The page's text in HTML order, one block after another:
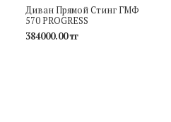
Диван Прямой Стинг ГМФ
570 PROGRESS
384000.00 тг